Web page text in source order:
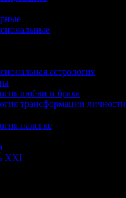
астрология
любви и брака
трансформации личности
налегке
XXI